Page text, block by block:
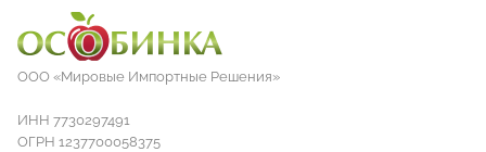
ООО «Мировые Импортные Решения»
ИНН 7730297491
ОГРН 1237700058375